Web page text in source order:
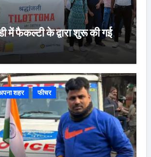
में फैकल्टी के द्वारा शुरू की गई
शहर फीचर